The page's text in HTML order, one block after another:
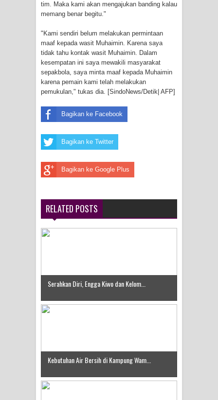
Mentan Tinjau Program Cetak Sawah
dan Penanaman Padi di Merauke
Mantan Sekda Jayawijaya Jadi
Tersangka Kasus Korupsi Jalan
Lingkar
Papuan Artisans Take Center Stage
tim. Maka kami akan mengajukan banding kalau
memang benar begitu."
"Kami sendiri belum melakukan permintaan
maaf kepada wasit Muhaimin. Karena saya
tidak tahu kontak wasit Muhaimin. Dalam
kesempatan ini saya mewakili masyarakat
sepakbola, saya minta maaf kepada Muhaimin
karena pemain kami telah melakukan
pemukulan," tukas dia. [SindoNews/Detik| AFP]
Bagikan ke Facebook
Bagikan ke Twitter
Bagikan ke Google Plus
RELATED POSTS
Serahkan Diri, Engga Kiwo dan Kelom...
Kebutuhan Air Bersih di Kampung Wam...